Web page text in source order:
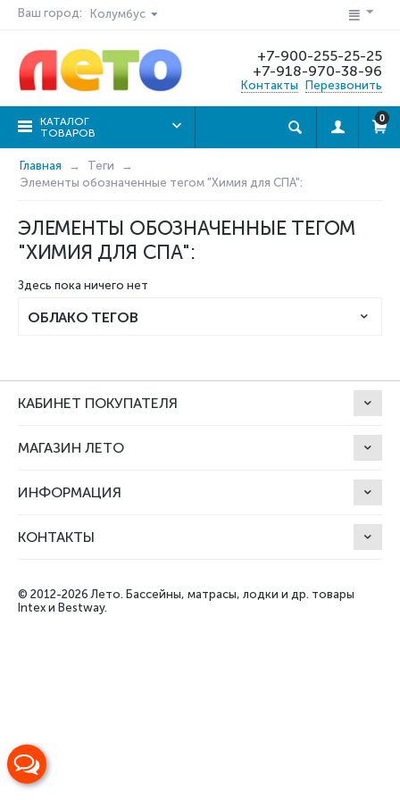
Ваш город: Колумбус
+7-900-255-25-25
+7-918-970-38-96
Контакты Перезвонить
КАТАЛОГ
ТОВАРОВ
0
Главная
Теги
Элементы обозначенные тегом "Химия для СПА":
ЭЛЕМЕНТЫ ОБОЗНАЧЕННЫЕ ТЕГОМ
"ХИМИЯ ДЛЯ СПА":
Здесь пока ничего нет
ОБЛАКО ТЕГОВ
КАБИНЕТ ПОКУПАТЕЛЯ
МАГАЗИН ЛЕТО
ИНФОРМАЦИЯ
КОНТАКТЫ
© 2012-2026 Лето. Бассейны, матрасы, лодки и др. товары
Intex и Bestway.